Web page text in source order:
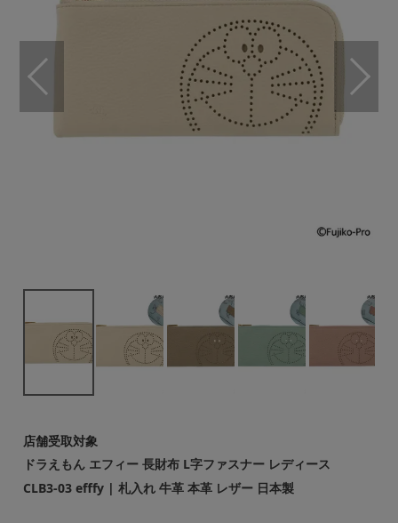
店舗受取対象
ドラえもん エフィー 長財布 L字ファスナー レディース
CLB3-03 efffy | 札入れ 牛革 本革 レザー 日本製